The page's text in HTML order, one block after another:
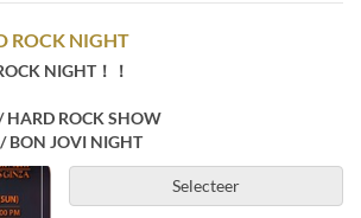
ROCK NIGHT
NIGHT！！
HARD ROCK SHOW
BON JOVI NIGHT
Selecteer